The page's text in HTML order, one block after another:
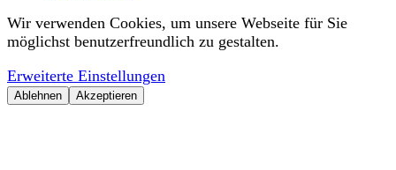
Wir verwenden Cookies, um unsere Webseite für Sie
möglichst benutzerfreundlich zu gestalten.
Erweiterte Einstellungen
Ablehnen Akzeptieren